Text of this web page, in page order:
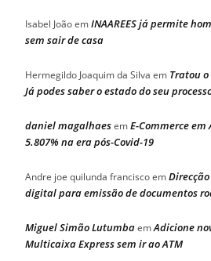
Isabel JoãoemINAAREES já permite
sem sair de casa
Hermegildo Joaquim da Silva em Tratou
Já podes saber o estado do seu
daniel magalhaesemE-Commerce
5.807% na era pós-Covid-19
Andre joe quilunda franciscoem
digital para emissão de documentos
Miguel Simão LutumbaemAdicione
Multicaixa Express sem ir ao ATM